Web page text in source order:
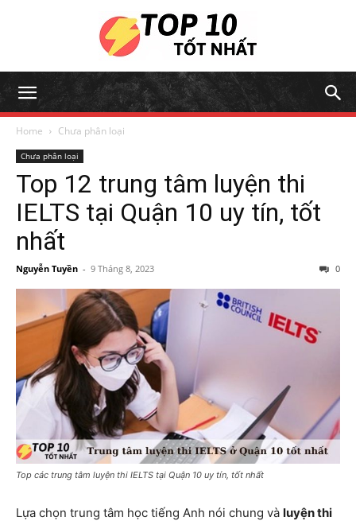
Home Chưa phân loại
Chưa phân loại
Top 12 trung tâm luyện thi
IELTS tại Quận 10 uy tín, tốt
nhất
Nguyễn Tuyền - 9 Tháng 8, 2023 0
Top các trung tâm luyện thi IELTS tại Quận 10 uy tín, tốt nhất
Lựa chọn trung tâm học tiếng Anh nói chung và luyện thi